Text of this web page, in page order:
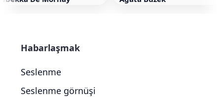
Habarlaşmak
Seslenme
Seslenme görnüşi